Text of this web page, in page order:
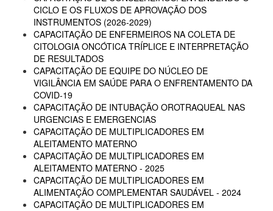
CICLO E OS FLUXOS DE APROVAÇÃO DOS
INSTRUMENTOS (2026-2029)
CAPACITAÇÃO DE ENFERMEIROS NA COLETA DE
CITOLOGIA ONCÓTICA TRÍPLICE E INTERPRETAÇÃO
DE RESULTADOS
CAPACITAÇÃO DE EQUIPE DO NÚCLEO DE
VIGILÂNCIA EM SAÚDE PARA O ENFRENTAMENTO DA
COVID-19
CAPACITAÇÃO DE INTUBAÇÃO OROTRAQUEAL NAS
URGENCIAS E EMERGENCIAS
CAPACITAÇÃO DE MULTIPLICADORES EM
ALEITAMENTO MATERNO
CAPACITAÇÃO DE MULTIPLICADORES EM
ALEITAMENTO MATERNO - 2025
CAPACITAÇÃO DE MULTIPLICADORES EM
ALIMENTAÇÃO COMPLEMENTAR SAUDÁVEL - 2024
CAPACITAÇÃO DE MULTIPLICADORES EM